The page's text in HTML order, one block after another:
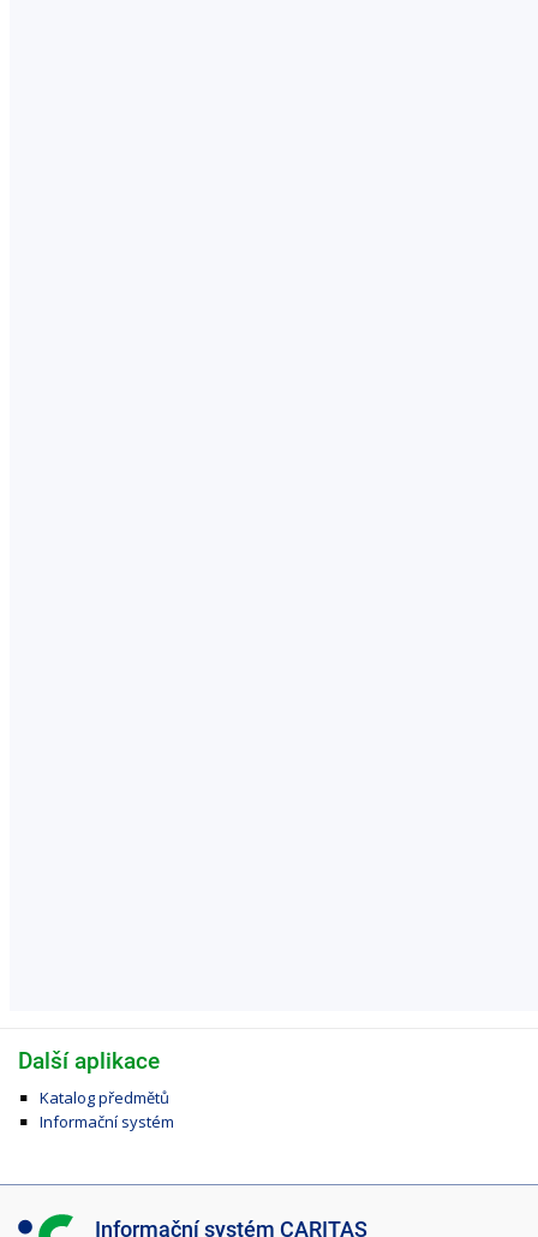
Další aplikace
Katalog předmětů
Informační systém
I Informační systém CARITAS